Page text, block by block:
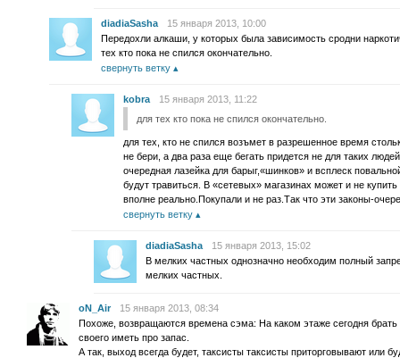
diadiaSasha
15 января 2013, 10:00
Передохли алкаши, у которых была зависимость сродни
тех кто пока не спился окончательно.
свернуть ветку
kobra
15 января 2013, 11:22
для тех кто пока не спился окончательно.
для тех, кто не спился возъмет в разрешенное время
не бери, а два раза еще бегать придется не для таких
очередная лазейка для барыг,«шинков» и всплеск
будут травиться. В «сетевых» магазинах может и не
вполне реально.Покупали и не раз.Так что эти законы-
свернуть ветку
diadiaSasha
15 января 2013, 15:02
В мелких частных однозначно необходим полный
мелких частных.
oN_Air
15 января 2013, 08:34
Похоже, возвращаются времена сэма: На каком этаже сегодня
своего иметь про запас.
А так, выход всегда будет, таксисты таксисты приторговывают или